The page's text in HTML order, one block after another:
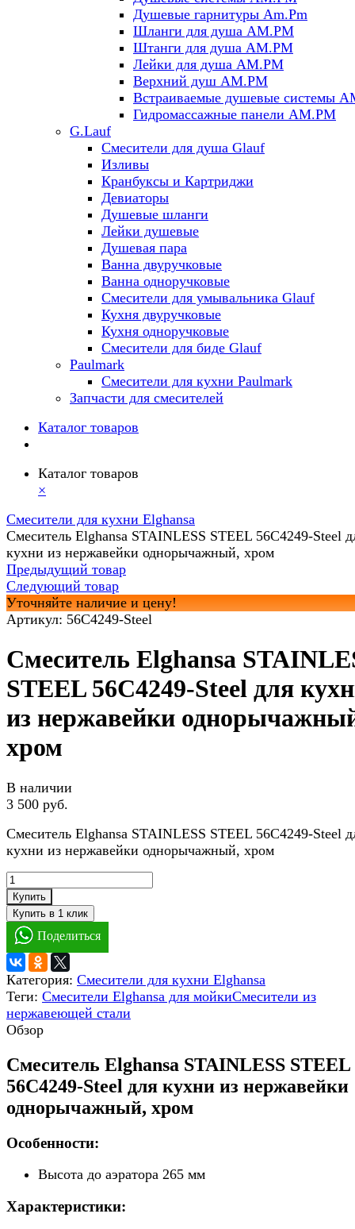
Душевые гарнитуры Am.Pm
Шланги для душа AM.PM
Штанги для душа AM.PM
Лейки для душа AM.PM
Верхний душ AM.PM
Встраиваемые душевые системы
Гидромассажные панели AM.PM
G.Lauf
Смесители для душа Glauf
Изливы
Кранбуксы и Картриджи
Девиаторы
Душевые шланги
Лейки душевые
Душевая пара
Ванна двуручковые
Ванна одноручковые
Смесители для умывальника Glauf
Кухня двуручковые
Кухня одноручковые
Смесители для биде Glauf
Paulmark
Смесители для кухни Paulmark
Запчасти для смесителей
Каталог товаров
Каталог товаров
×
Смесители для кухни Elghansa
Смеситель Elghansa STAINLESS STEEL 56C4249-Steel
кухни из нержавейки однорычажный, хром
Предыдущий товар
Следующий товар
Уточняйте наличие и цену!
Артикул: 56C4249-Steel
Смеситель Elghansa
STEEL 56C4249-Steel для
из нержавейки
хром
В наличии
3 500 руб.
Смеситель Elghansa STAINLESS STEEL 56C4249-Steel
кухни из нержавейки однорычажный, хром
Купить
Поделиться
Категория: Смесители для кухни Elghansa
Теги: Смесители Elghansa для мойкиСмесители из
нержавеющей стали
Обзор
Смеситель Elghansa STAINLESS STEEL
56C4249-Steel для кухни из нержавейки
однорычажный, хром
Особенности:
Высота до аэратора 265 мм
Характеристики: